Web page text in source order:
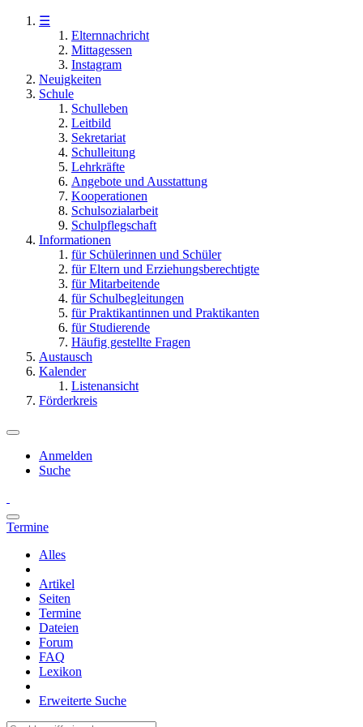
☰
Elternnachricht
Mittagessen
Instagram
Neuigkeiten
Schule
Schulleben
Leitbild
Sekretariat
Schulleitung
Lehrkräfte
Angebote und Ausstattung
Kooperationen
Schulsozialarbeit
Schulpflegschaft
Informationen
für Schülerinnen und Schüler
für Eltern und Erziehungsberechtigte
für Mitarbeitende
für Schulbegleitungen
für Praktikantinnen und Praktikanten
für Studierende
Häufig gestellte Fragen
Austausch
Kalender
Listenansicht
Förderkreis
Anmelden
Suche
Termine
Alles
Artikel
Seiten
Termine
Dateien
Forum
FAQ
Lexikon
Erweiterte Suche